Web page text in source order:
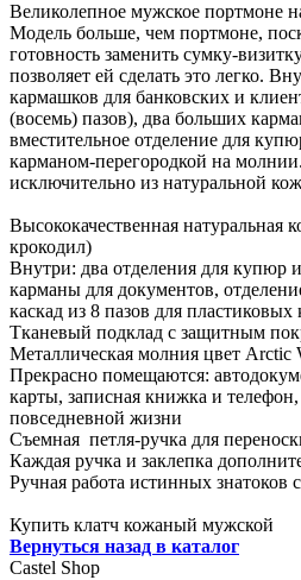
Великолепное мужское портмоне
Модель больше, чем портмоне,
готовность заменить сумку-
позволяет ей сделать это легко.
кармашков для банковских и
(восемь) пазов), два больших
вместительное отделение для
карманом-перегородкой на
исключительно из натуральной
Высококачественная натуральная
крокодил)
Внутри: два отделения для купюр
карманы для документов,
каскад из 8 пазов для пластиковых
Тканевый подклад с защитным
Металлическая молния цвет Arctic
Прекрасно помещаются:
карты, записная книжка и
повседневной жизни
Съемная петля-ручка для
Каждая ручка и заклепка
Ручная работа истинных знатоков
Купить клатч кожаный мужской
Вернуться назад в каталог
Castel Shop